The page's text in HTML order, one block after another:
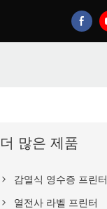
더 많은 제품
감열식 영수증 프린터
열전사 라벨 프린터